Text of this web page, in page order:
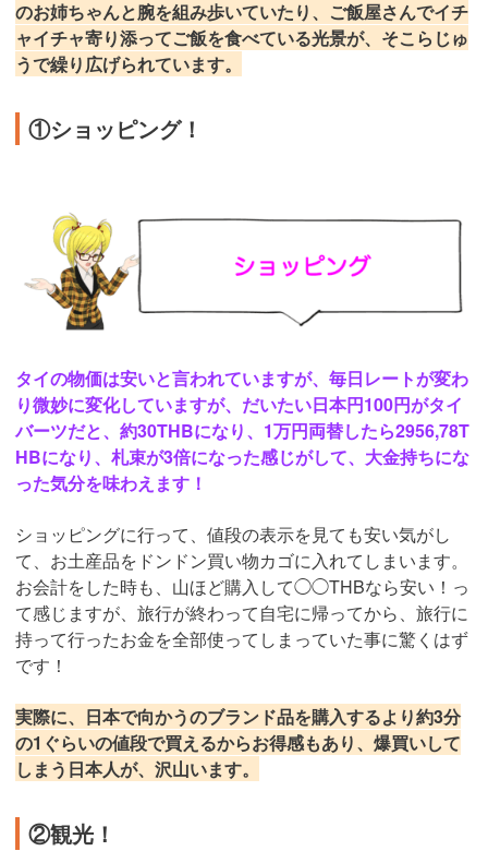
のお姉ちゃんと腕を組み歩いていたり、ご飯屋さんでイチ
ャイチャ寄り添ってご飯を食べている光景が、そこらじゅ
うで繰り広げられています。
①ショッピング！
タイの物価は安いと言われていますが、毎日レートが変わ
り微妙に変化していますが、だいたい日本円100円がタイ
バーツだと、約30THBになり、1万円両替したら2956,78T
HBになり、札束が3倍になった感じがして、大金持ちにな
った気分を味わえます！
ショッピングに行って、値段の表示を見ても安い気がし
て、お土産品をドンドン買い物カゴに入れてしまいます。
お会計をした時も、山ほど購入して◯◯THBなら安い！っ
て感じますが、旅行が終わって自宅に帰ってから、旅行に
持って行ったお金を全部使ってしまっていた事に驚くはず
です！
実際に、日本で向かうのブランド品を購入するより約3分
の1ぐらいの値段で買えるからお得感もあり、爆買いして
しまう日本人が、沢山います。
②観光！